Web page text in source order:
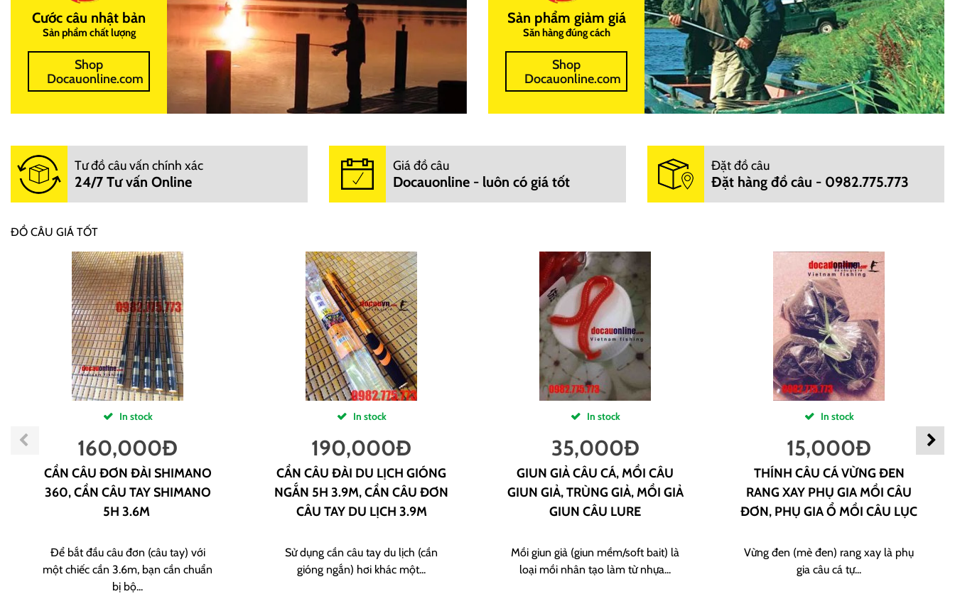
Cước câu nhật bản
Sản phẩm chất lượng
Shop
Docauonline.com
Sản phẩm giảm giá
Săn hàng đúng cách
Shop
Docauonline.com
Tư đồ câu vấn chính xác
24/7 Tư vấn Online
Giá đồ câu
Docauonline - luôn có giá tốt
Đặt đồ câu
Đặt hàng đồ câu - 0982.775.773
ĐỒ CÂU GIÁ TỐT
In stock
160,000Đ
CẦN CÂU ĐƠN ĐÀI SHIMANO
360, CẦN CÂU TAY SHIMANO
5H 3.6M
Để bắt đầu câu đơn (câu tay) với
một chiếc cần 3.6m, bạn cần chuẩn
bị bộ...
In stock
190,000Đ
CẦN CÂU ĐÀI DU LỊCH GIÓNG
NGẮN 5H 3.9M, CẦN CÂU ĐƠN
CÂU TAY DU LỊCH 3.9M
Sử dụng cần câu tay du lịch (cần
gióng ngắn) hơi khác một...
In stock
35,000Đ
GIUN GIẢ CÂU CÁ, MỒI CÂU
GIUN GIẢ, TRÙNG GIẢ, MỒI GIẢ
GIUN CÂU LURE
Mồi giun giả (giun mềm/soft bait) là
loại mồi nhân tạo làm từ nhựa...
In stock
15,000Đ
THÍNH CÂU CÁ VỪNG ĐEN
RANG XAY PHỤ GIA MỒI CÂU
ĐƠN, PHỤ GIA Ổ MỒI CÂU LỤC
Vừng đen (mè đen) rang xay là phụ
gia câu cá tự...